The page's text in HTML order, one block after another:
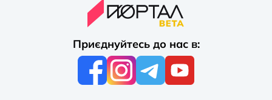
Приєднуйтесь до нас в: